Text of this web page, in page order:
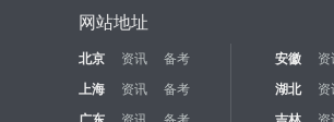
网站地址
北京 资讯 备考 安徽 资
上海
资讯 备考 湖北 资